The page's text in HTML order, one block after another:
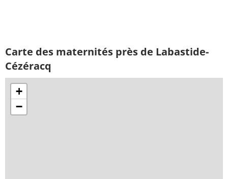
Carte des maternités près de Labastide-
Cézéracq
+
−